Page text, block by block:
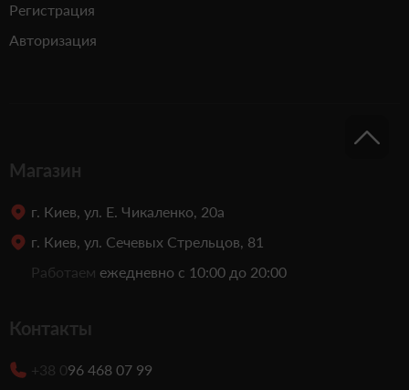
Регистрация
Авторизация
Магазин
г. Киев, ул. Е. Чикаленко, 20а
г. Киев, ул. Сечевых Стрельцов, 81
Работаем ежедневно с 10:00 до 20:00
Контакты
+38 096 468 07 99